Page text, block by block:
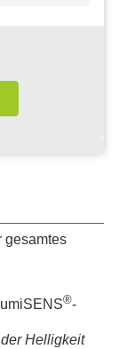
gesamtes
®-
Helligkeit